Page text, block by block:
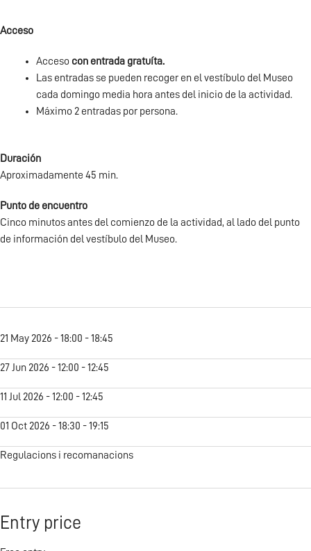
Acceso
Acceso con entrada gratuíta.
Las entradas se pueden recoger en el vestíbulo del Museo
cada domingo media hora antes del inicio de la actividad.
Máximo 2 entradas por persona.
Duración
Aproximadamente 45 min.
Punto de encuentro
Cinco minutos antes del comienzo de la actividad, al lado del punto
de información del vestíbulo del Museo.
21 May 2026 - 18:00 - 18:45
27 Jun 2026 - 12:00 - 12:45
11 Jul 2026 - 12:00 - 12:45
01 Oct 2026 - 18:30 - 19:15
Regulacions i recomanacions
Entry price